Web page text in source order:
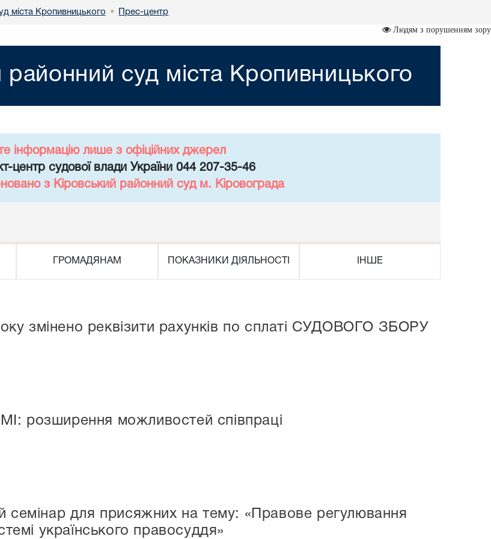
міста Кропивницького • Прес-центр
Людям з порушенням зору
суд міста Кропивницького
інформацію лише з офіційних джерел
центр судової влади України 044 207-35-46
з Кіровський районний суд м. Кіровограда
ГРОМАДЯНАМ ПОКАЗНИКИ ДІЯЛЬНОСТІ ІНШЕ
змінено реквізити рахунків по сплаті СУДОВОГО ЗБОРУ
розширення можливостей співпраці
семінар для присяжних на тему: «Правове регулювання
українського правосуддя»